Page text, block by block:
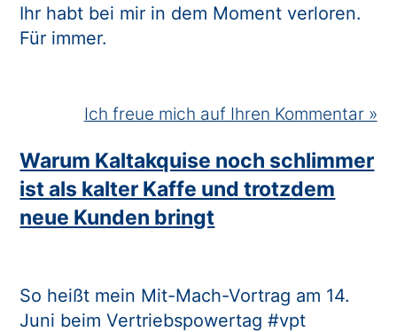
Ihr habt bei mir in dem Moment verloren.
Für immer.
Ich freue mich auf Ihren Kommentar »
Warum Kaltakquise noch schlimmer
ist als kalter Kaffe und trotzdem
neue Kunden bringt
So heißt mein Mit-Mach-Vortrag am 14.
Juni beim Vertriebspowertag #vpt